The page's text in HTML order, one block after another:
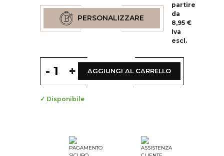
PERSONALIZZARE
partire
da
8,95 €
Iva
escl.
- + AGGIUNGI AL CARRELLO
✓ Disponibile
Step Color